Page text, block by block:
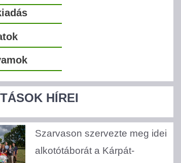
HÍREI
Szarvason szervezte meg idei
alkotótáborát a Kárpát-